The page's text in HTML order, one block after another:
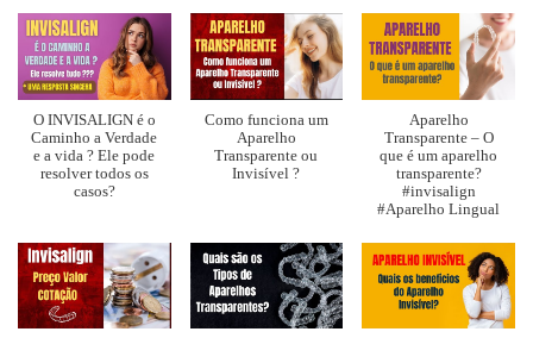
O INVISALIGN é o
Caminho a Verdade
e a vida ? Ele pode
resolver todos os
casos?
Como funciona um
Aparelho
Transparente ou
Invisível ?
Aparelho
Transparente – O
que é um aparelho
transparente?
#invisalign
#Aparelho Lingual